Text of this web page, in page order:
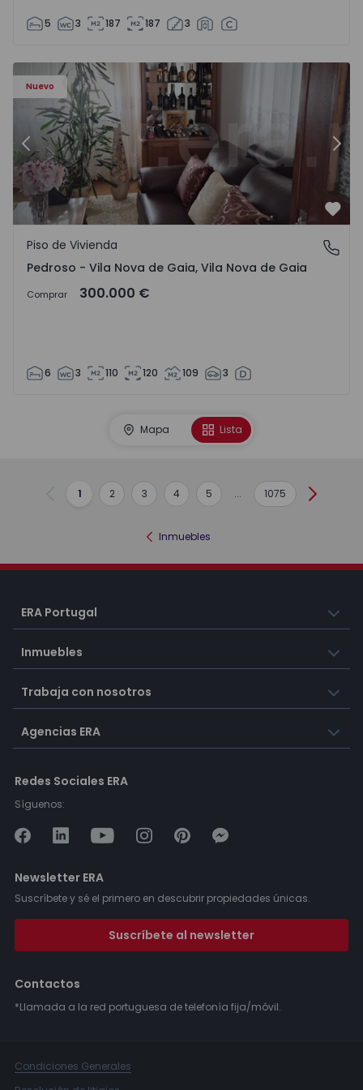
5 3 187 187 3
Nuevo
- 1575635 - 12
Piso de Vivienda T6 Vila Nova de Gaia, Pedroso e
Anterior
Pedroso - Vila Nova de Gaia, Vila Nova de Gaia
Piso de Vivienda
Pedroso - Vila Nova de Gaia, Vila Nova de Gaia
Comprar 300.000 €
6 3 110 120 109 3
Mapa Lista
Anterior
1 2 3 4 5 ... 1075
Inmuebles
ERA Portugal
Inmuebles
Trabaja con nosotros
Agencias ERA
Redes Sociales ERA
Síguenos:
Newsletter ERA
Suscríbete y sé el primero en descubrir propiedades únicas.
Suscríbete al newsletter
Contactos
*Llamada a la red portuguesa de telefonía fija/móvil.
Condiciones Generales